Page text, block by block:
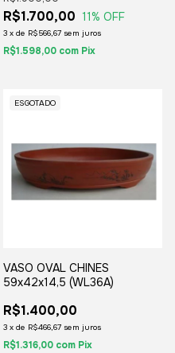
R$1.700,00 11% OFF
3 x de R$566,67 sem juros
R$1.598,00 com Pix
ESGOTADO
VASO OVAL CHINES
59x42x14,5 (WL36A)
R$1.400,00
3 x de R$466,67 sem juros
R$1.316,00 com Pix